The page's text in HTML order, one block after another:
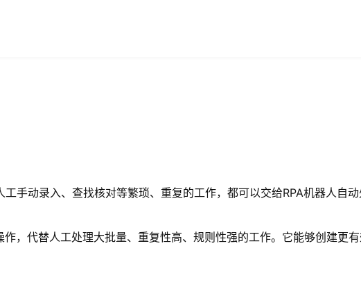
手动录入、查找核对等繁琐、重复的工作，都可以交给RPA机器人自动
，代替人工处理大批量、重复性高、规则性强的工作。它能够创建更